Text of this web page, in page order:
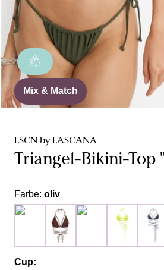
Mix & Match
LSCN by LASCANA
Triangel-Bikini-Top
Farbe: oliv
Cup: